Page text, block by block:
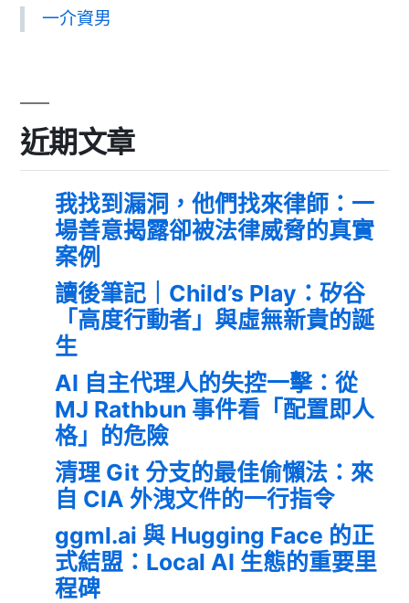
一介資男
近期文章
我找到漏洞，他們找來律師：一
場善意揭露卻被法律威脅的真實
案例
讀後筆記｜Child’s Play：矽谷
「高度行動者」與虛無新貴的誕
生
AI 自主代理人的失控一擊：從
MJ Rathbun 事件看「配置即人
格」的危險
清理 Git 分支的最佳偷懶法：來
自 CIA 外洩文件的一行指令
ggml.ai 與 Hugging Face 的正
式結盟：Local AI 生態的重要里
程碑